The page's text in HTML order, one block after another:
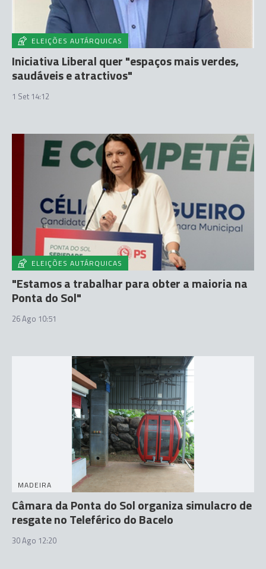
ELEIÇÕES AUTÁRQUICAS
Iniciativa Liberal quer "espaços mais verdes,
saudáveis e atractivos"
1 Set 14:12
ELEIÇÕES AUTÁRQUICAS
"Estamos a trabalhar para obter a maioria na
Ponta do Sol"
26 Ago 10:51
MADEIRA
Câmara da Ponta do Sol organiza simulacro de
resgate no Teleférico do Bacelo
30 Ago 12:20